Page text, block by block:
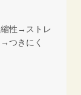
縮性→ストレ
つきにく